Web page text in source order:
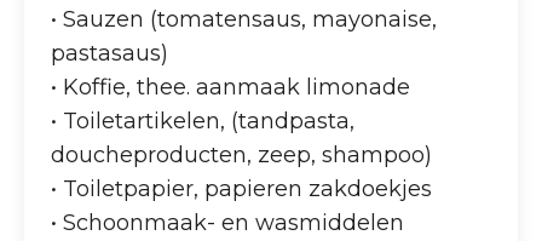
• Sauzen (tomatensaus, mayonaise,
pastasaus)
• Koffie, thee. aanmaak limonade
• Toiletartikelen, (tandpasta,
doucheproducten, zeep, shampoo)
• Toiletpapier, papieren zakdoekjes
• Schoonmaak- en wasmiddelen